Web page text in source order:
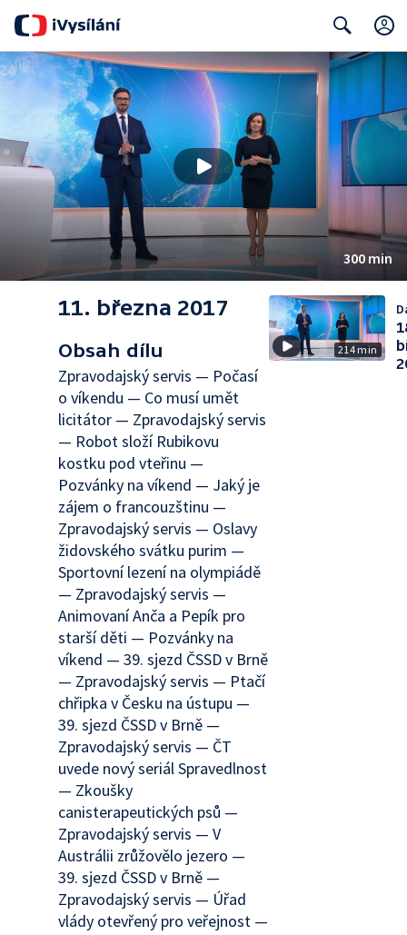
Search
300 min
11. března 2017
Obsah dílu
Zpravodajský servis — Počasí
o víkendu — Co musí umět
licitátor — Zpravodajský servis
— Robot složí Rubikovu
kostku pod vteřinu —
Pozvánky na víkend — Jaký je
zájem o francouzštinu —
Zpravodajský servis — Oslavy
židovského svátku purim —
Sportovní lezení na olympiádě
— Zpravodajský servis —
Animovaní Anča a Pepík pro
starší děti — Pozvánky na
víkend — 39. sjezd ČSSD v Brně
— Zpravodajský servis — Ptačí
chřipka v Česku na ústupu —
39. sjezd ČSSD v Brně —
Zpravodajský servis — ČT
uvede nový seriál Spravedlnost
— Zkoušky
canisterapeutických psů —
Zpravodajský servis — V
Austrálii zrůžovělo jezero —
39. sjezd ČSSD v Brně —
Zpravodajský servis — Úřad
vlády otevřený pro veřejnost —
214 min